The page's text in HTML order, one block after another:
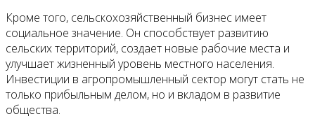
Кроме того, сельскохозяйственный бизнес имеет
социальное значение. Он способствует развитию
сельских территорий, создает новые рабочие места и
улучшает жизненный уровень местного населения.
Инвестиции в агропромышленный сектор могут стать не
только прибыльным делом, но и вкладом в развитие
общества.